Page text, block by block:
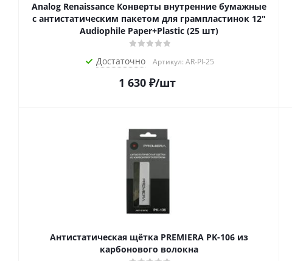
Analog Renaissance Конверты внутренние бумажные
с антистатическим пакетом для грампластинок 12"
Audiophile Paper+Plastic (25 шт)
Достаточно Артикул: AR-PI-25
1 630₽/шт
Антистатическая щётка PREMIERA PK-106 из
карбонового волокна